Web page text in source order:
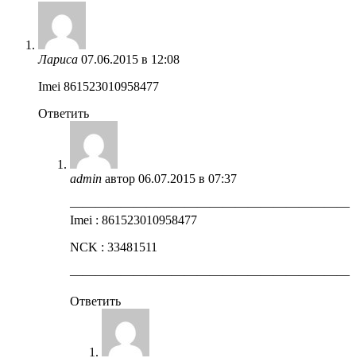
Лариса 07.06.2015 в 12:08
Imei 861523010958477
Ответить
admin автор 06.07.2015 в 07:37
——————————————————————
Imei : 861523010958477
NCK : 33481511
——————————————————————
Ответить